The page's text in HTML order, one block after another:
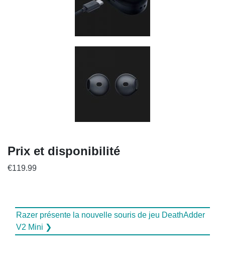
Prix ​​et disponibilité
€119.99
Razer présente la nouvelle souris de jeu DeathAdder
V2 Mini ❯